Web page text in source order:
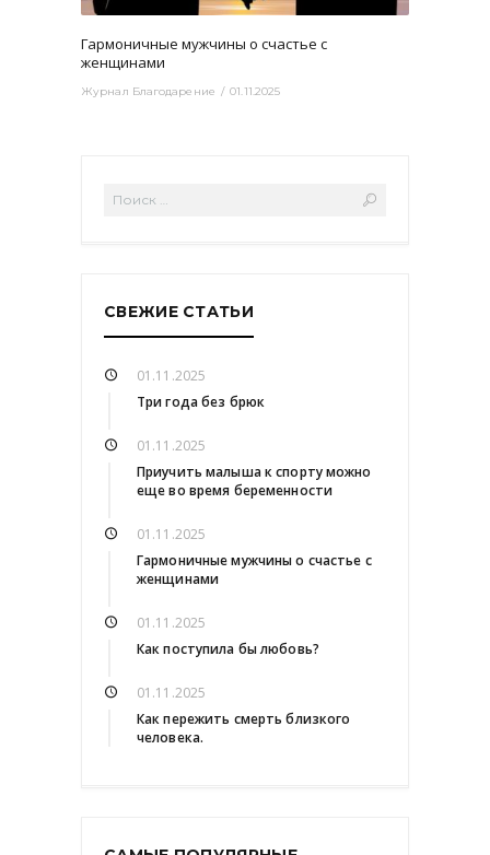
Гармоничные мужчины о счастье с
женщинами
Журнал Благодарение 01.11.2025
СВЕЖИЕ СТАТЬИ
01.11.2025
Три года без брюк
01.11.2025
Приучить малыша к спорту можно
еще во время беременности
01.11.2025
Гармоничные мужчины о счастье с
женщинами
01.11.2025
Как поступила бы любовь?
01.11.2025
Как пережить смерть близкого
человека.